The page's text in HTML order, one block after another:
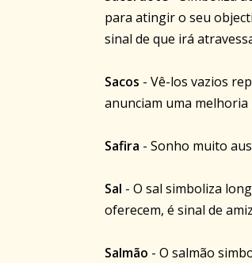
para atingir o seu
sinal de que irá
Sacos - Vê-los vazios
anunciam uma
Safira - Sonho muito
Sal - O sal simboliza
oferecem, é sinal de
Salmão - O salmão